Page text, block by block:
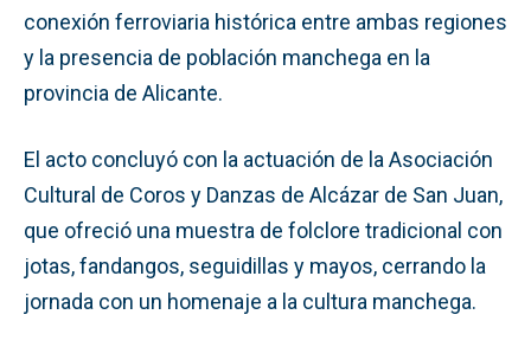
conexión ferroviaria histórica entre ambas regiones
y la presencia de población manchega en la
provincia de Alicante.
El acto concluyó con la actuación de la Asociación
Cultural de Coros y Danzas de Alcázar de San Juan,
que ofreció una muestra de folclore tradicional con
jotas, fandangos, seguidillas y mayos, cerrando la
jornada con un homenaje a la cultura manchega.